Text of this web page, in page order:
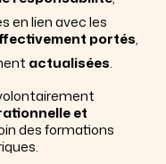
en lien avec les
portés,
actualisées.
et
des formations